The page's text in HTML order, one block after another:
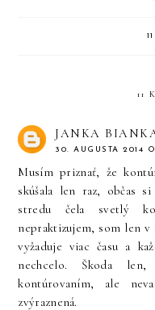
11
JANKA
30. AUGUSTA 2014
Musím priznať, že
skúšala len raz, občas
stredu čela svetlý
nepraktizujem, som len v
vyžaduje viac času a
nechcelo. Škoda
kontúrovaním, ale
zvýraznená.